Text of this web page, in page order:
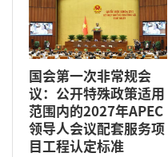
国会第一次非常规会
议：公开特殊政策适用
范围内的2027年APEC
领导人会议配套服务项
目工程认定标准